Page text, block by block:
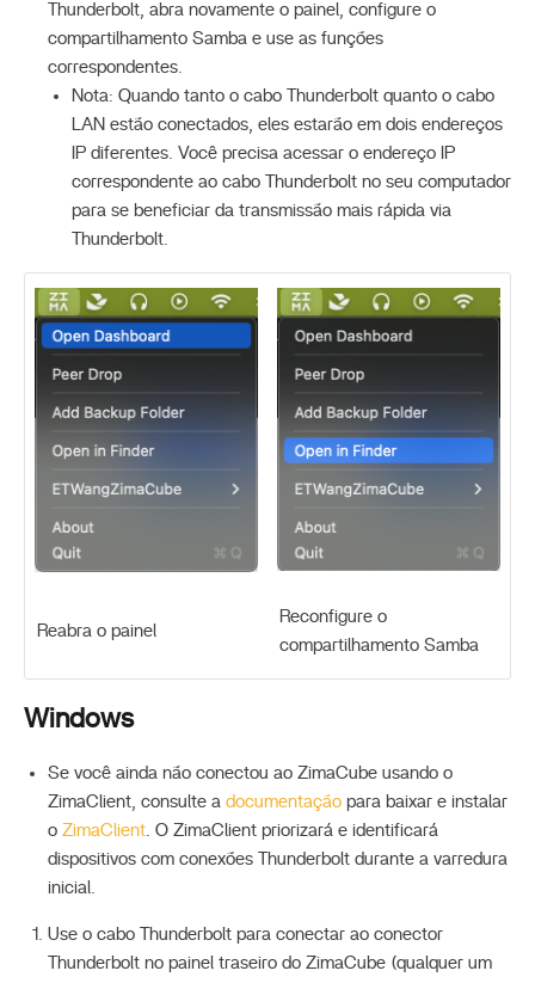
Thunderbolt, abra novamente o painel, configure o
compartilhamento Samba e use as funções
correspondentes.
Nota: Quando tanto o cabo Thunderbolt quanto o cabo
LAN estão conectados, eles estarão em dois endereços
IP diferentes. Você precisa acessar o endereço IP
correspondente ao cabo Thunderbolt no seu computador
para se beneficiar da transmissão mais rápida via
Thunderbolt.
Reabra o painel
Reconfigure o
compartilhamento Samba
Windows
Se você ainda não conectou ao ZimaCube usando o
ZimaClient, consulte a documentação para baixar e instalar
o ZimaClient. O ZimaClient priorizará e identificará
dispositivos com conexões Thunderbolt durante a varredura
inicial.
Use o cabo Thunderbolt para conectar ao conector
Thunderbolt no painel traseiro do ZimaCube (qualquer um